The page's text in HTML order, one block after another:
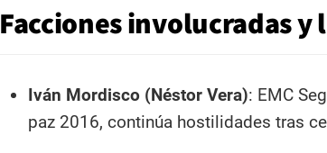
Facciones involucradas y
Iván Mordisco (Néstor Vera): EMC
paz 2016, continúa hostilidades tras